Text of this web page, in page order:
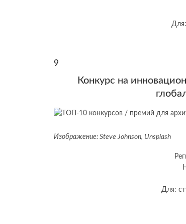
9
Конкурс на
Изображение: Steve Johnson, Unsplash
Для: